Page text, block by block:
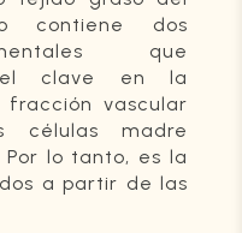
contiene dos
que
clave en la
fracción vascular
células madre
Por lo tanto, es la
a partir de las